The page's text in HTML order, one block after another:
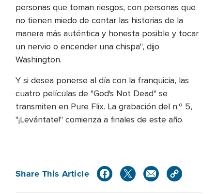
personas que toman riesgos, con personas que
no tienen miedo de contar las historias de la
manera más auténtica y honesta posible y tocar
un nervio o encender una chispa", dijo
Washington.
Y si desea ponerse al día con la franquicia, las
cuatro películas de "God's Not Dead" se
transmiten en Pure Flix. La grabación del n.º 5,
"¡Levántate!" comienza a finales de este año.
Share This Article